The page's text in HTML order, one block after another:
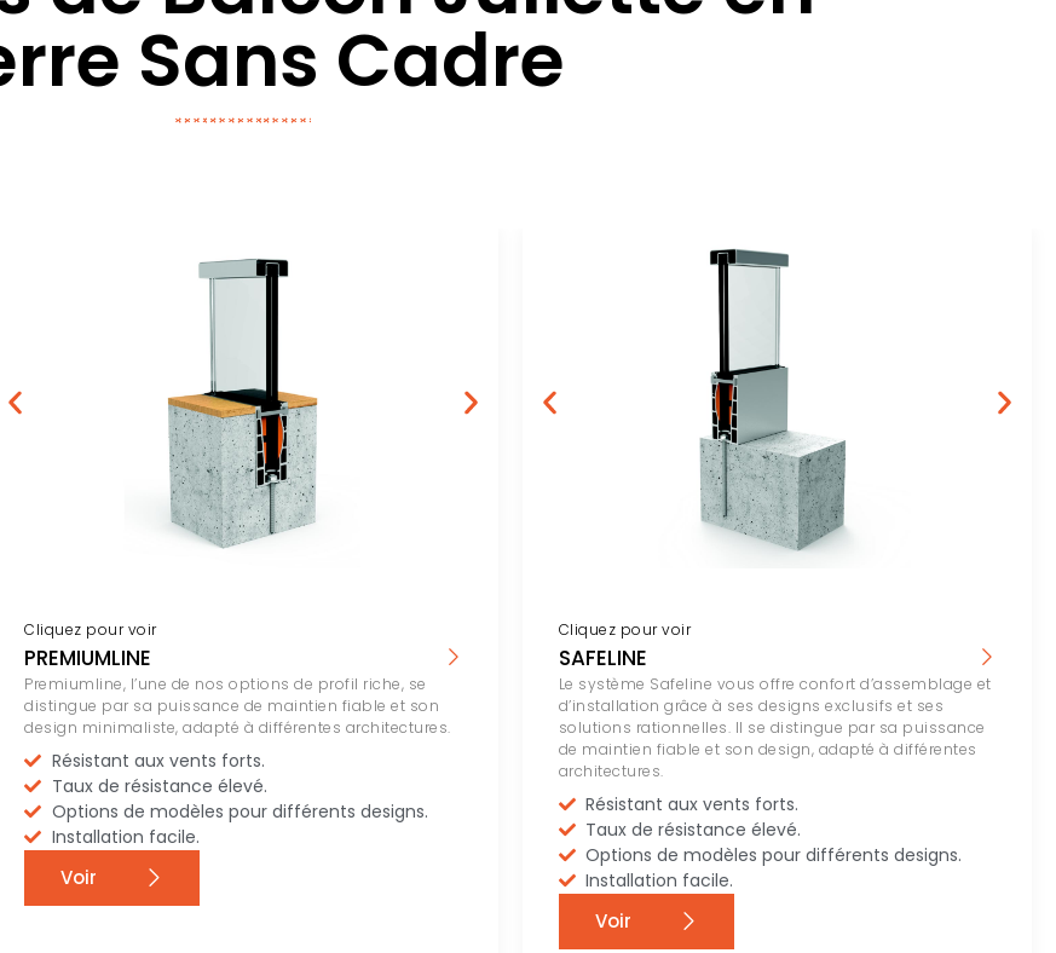
Sans Cadre
Cliquez pour voir
PREMIUMLINE
Premiumline, l’une de nos options de profil riche, se
distingue par sa puissance de maintien fiable et son
design minimaliste, adapté à différentes architectures.
Résistant aux vents forts.
Taux de résistance élevé.
Options de modèles pour différents designs.
Installation facile.
Voir
Cliquez pour voir
SAFELINE
Le système Safeline vous offre confort d’assemblage et
d’installation grâce à ses designs exclusifs et ses
solutions rationnelles. Il se distingue par sa puissance
de maintien fiable et son design, adapté à différentes
architectures.
Résistant aux vents forts.
Taux de résistance élevé.
Options de modèles pour différents designs.
Installation facile.
Voir